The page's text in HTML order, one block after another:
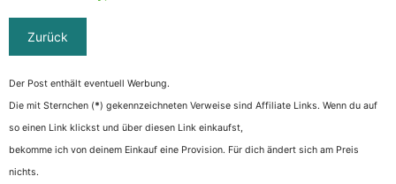
Der Post enthält eventuell Werbung.
Die mit Sternchen (*) gekennzeichneten Verweise sind Affiliate Links. Wenn du auf
so einen Link klickst und über diesen Link einkaufst,
bekomme ich von deinem Einkauf eine Provision. Für dich ändert sich am Preis
nichts.